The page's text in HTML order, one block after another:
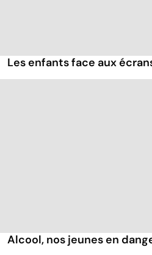
Les enfants face aux
Alcool, nos jeunes en